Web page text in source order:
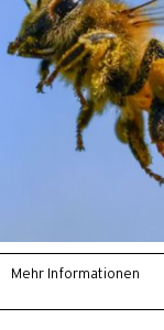
Mehr Informationen